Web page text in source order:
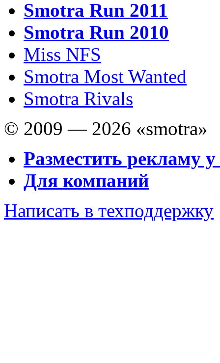
Smotra Run 2011
Smotra Run 2010
Miss NFS
Smotra Most Wanted
Smotra Rivals
© 2009 — 2026 «smotra»
Разместить рекламу у
Для компаний
Написать в техподдержку